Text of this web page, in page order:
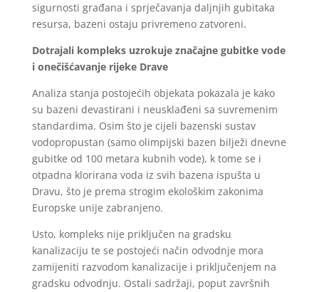
sigurnosti građana i sprječavanja daljnjih gubitaka
resursa, bazeni ostaju privremeno zatvoreni.
Dotrajali kompleks uzrokuje značajne gubitke vode
i onečišćavanje rijeke Drave
Analiza stanja postojećih objekata pokazala je kako
su bazeni devastirani i neusklađeni sa suvremenim
standardima. Osim što je cijeli bazenski sustav
vodopropustan (samo olimpijski bazen bilježi dnevne
gubitke od 100 metara kubnih vode), k tome se i
otpadna klorirana voda iz svih bazena ispušta u
Dravu, što je prema strogim ekološkim zakonima
Europske unije zabranjeno.
Usto, kompleks nije priključen na gradsku
kanalizaciju te se postojeći način odvodnje mora
zamijeniti razvodom kanalizacije i priključenjem na
gradsku odvodnju. Ostali sadržaji, poput završnih